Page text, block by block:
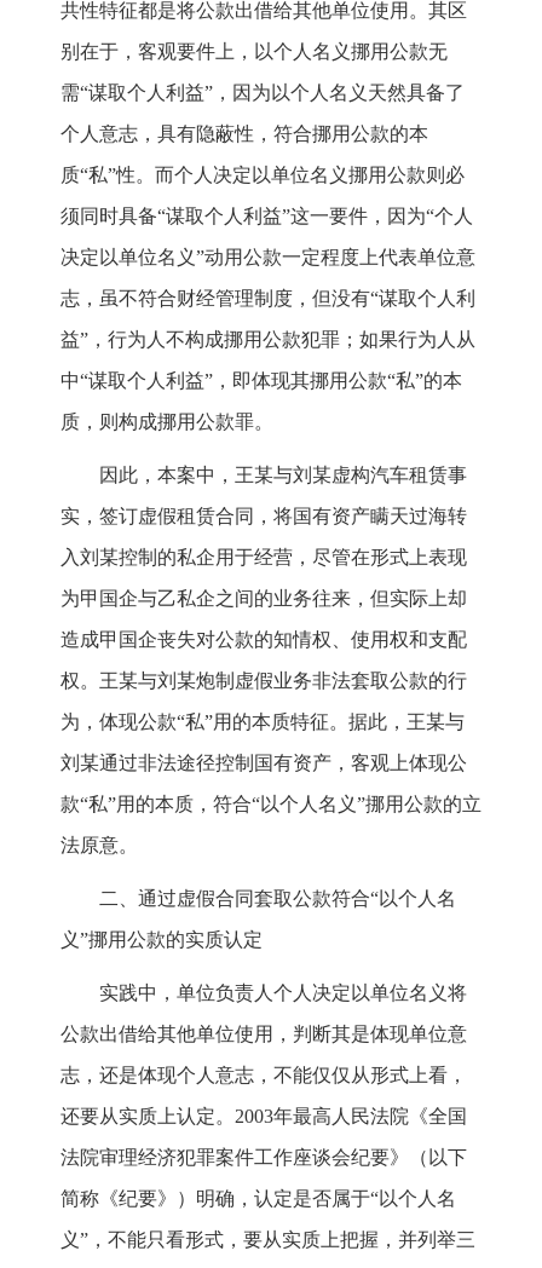
共性特征都是将公款出借给其他单位使用。其区
别在于，客观要件上，以个人名义挪用公款无
需“谋取个人利益”，因为以个人名义天然具备了
个人意志，具有隐蔽性，符合挪用公款的本
质“私”性。而个人决定以单位名义挪用公款则必
须同时具备“谋取个人利益”这一要件，因为“个人
决定以单位名义”动用公款一定程度上代表单位意
志，虽不符合财经管理制度，但没有“谋取个人利
益”，行为人不构成挪用公款犯罪；如果行为人从
中“谋取个人利益”，即体现其挪用公款“私”的本
质，则构成挪用公款罪。
因此，本案中，王某与刘某虚构汽车租赁事
实，签订虚假租赁合同，将国有资产瞒天过海转
入刘某控制的私企用于经营，尽管在形式上表现
为甲国企与乙私企之间的业务往来，但实际上却
造成甲国企丧失对公款的知情权、使用权和支配
权。王某与刘某炮制虚假业务非法套取公款的行
为，体现公款“私”用的本质特征。据此，王某与
刘某通过非法途径控制国有资产，客观上体现公
款“私”用的本质，符合“以个人名义”挪用公款的立
法原意。
二、通过虚假合同套取公款符合“以个人名
义”挪用公款的实质认定
实践中，单位负责人个人决定以单位名义将
公款出借给其他单位使用，判断其是体现单位意
志，还是体现个人意志，不能仅仅从形式上看，
还要从实质上认定。2003年最高人民法院《全国
法院审理经济犯罪案件工作座谈会纪要》（以下
简称《纪要》）明确，认定是否属于“以个人名
义”，不能只看形式，要从实质上把握，并列举三